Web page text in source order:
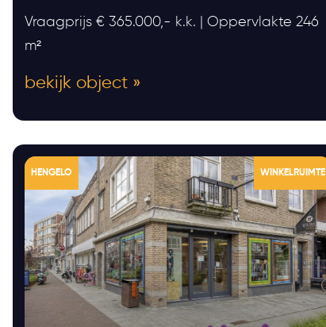
Vraagprijs € 365.000,- k.k. | Oppervlakte 246
m²
bekijk object »
HENGELO WINKELRUIMTE